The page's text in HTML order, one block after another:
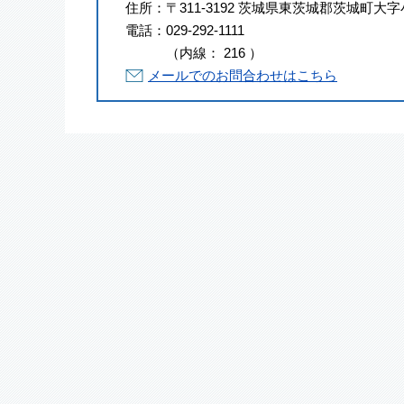
住所： 〒311-3192 茨城県東茨城郡茨城町大
電話： 029-292-1111
（内線 ： 216 ）
メールでのお問合わせはこちら